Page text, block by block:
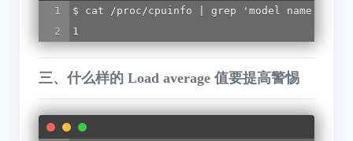
$ cat /proc/cpuinfo | grep 'model name' |
1
三、什么样的 Load average 值要提高警惕